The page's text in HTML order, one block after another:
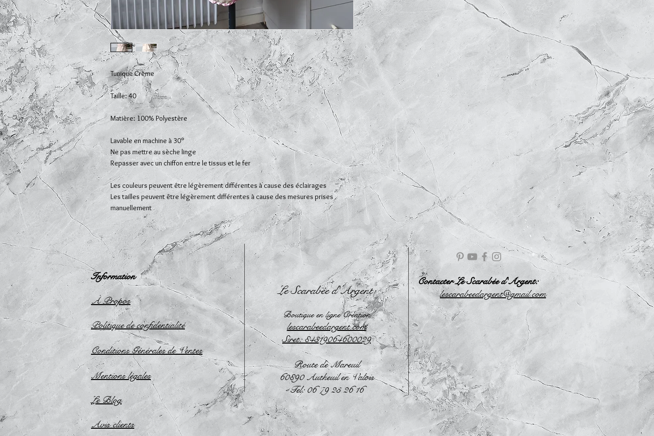
Tunique Crème
Taille: 40
Matière: 100% Polyestère
Lavable en machine à 30°
Ne pas mettre au sèche linge
Repasser avec un chiffon entre le tissus et le fer
Les couleurs peuvent être légèrement différentes à cause des éclairages
Les tailles peuvent être légèrement différentes à cause des mesures prises
manuellement
Le Scarabée d'Argent
Boutique en ligne Création
lescarabeedargent.com
Siret: 84319064600029
Route de Mareuil
60890 Autheuil en Valois
Tel: 06 79 25 26 16
Information
À Propos
Politique de confidentialité
Conditions Générales de Ventes
Mentions légales
Le Blog
Avis clients
Contacter Le Scarabée d'Argent:
lescarabeedargent@gmail.com